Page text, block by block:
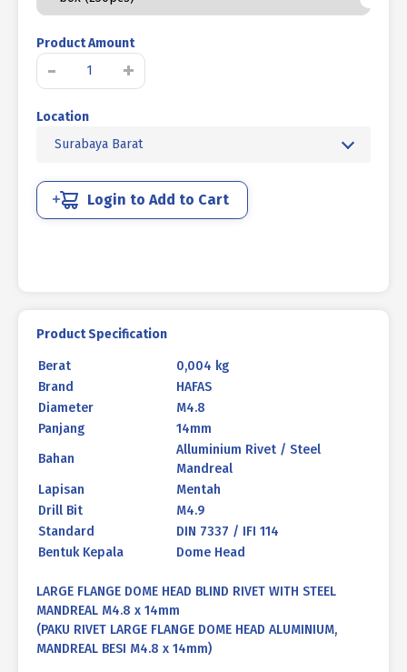
Product Amount
-
Kuantitas
AS/LF
ALUMINIUM
14mm
+
Location
Surabaya Barat
Login to Add to Cart
Product Specification
Berat
0,004 kg
Brand
HAFAS
Diameter
M4.8
Panjang
14mm
Bahan
Alluminium Rivet / Steel
Mandreal
Lapisan
Mentah
Drill Bit
M4.9
Standard
DIN 7337 / IFI 114
Bentuk Kepala
Dome Head
LARGE FLANGE DOME HEAD BLIND RIVET WITH STEEL
MANDREAL M4.8 x 14mm
(PAKU RIVET LARGE FLANGE DOME HEAD ALUMINIUM,
MANDREAL BESI M4.8 x 14mm)